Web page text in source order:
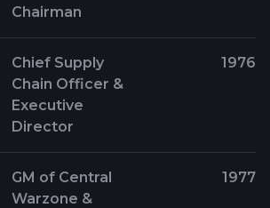
Chairman
Chief Supply
Chain Officer &
Executive
Director
1976
GM of Central
Warzone &
1977